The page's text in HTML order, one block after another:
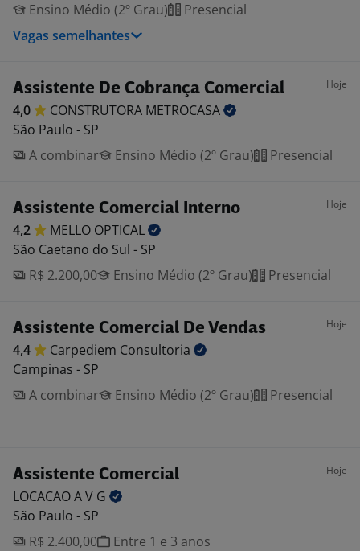
Ensino Médio (2º Grau)
Presencial
Vagas semelhantes
Assistente De Cobrança Comercial Hoje
4,0 CONSTRUTORA METROCASA
São Paulo - SP
A combinar
Ensino Médio (2º Grau) Presencial
Assistente Comercial Interno Hoje
4,2 MELLO OPTICAL
São Caetano do Sul - SP
R$ 2.200,00
Ensino Médio (2º Grau) Presencial
Assistente Comercial De Vendas Hoje
4,4 Carpediem Consultoria
Campinas - SP
A combinar
Ensino Médio (2º Grau) Presencial
Assistente Comercial Hoje
LOCACAO A V G
São Paulo - SP
R$ 2.400,00
Entre 1 e 3 anos